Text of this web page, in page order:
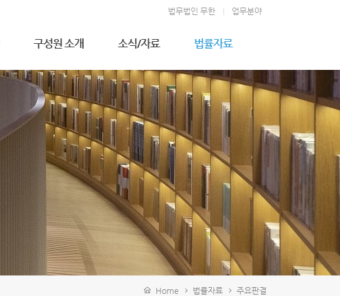
법무법인 무한 업무분야
구성원 소개
우성만 고문변호사
김형천 고문변호사
전상훈 대표변호사
김덕길 대표변호사
이상완 대표변호사
정영석 구성원변호사
김영일 고문
이지영 변호사
김완휘 변호사
지승연 변호사
강기문 변호사
김병진 변호사
배진영 변호사
소식/자료
무한소식
법률자료
주요판결
법률상식
소송절차
Home 법률자료 주요판결